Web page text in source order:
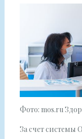
Фото: mos.ru
За счет